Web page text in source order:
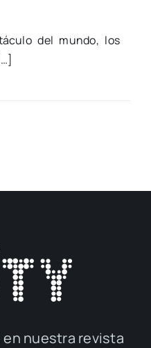
del mun­do, los
en nues­tra revis­ta